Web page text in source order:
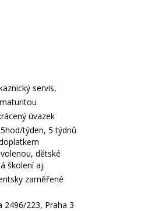
servis,
úvazek
týden, 5 týdnů
dětské
školení aj.
zaměřené
2496/223, Praha 3